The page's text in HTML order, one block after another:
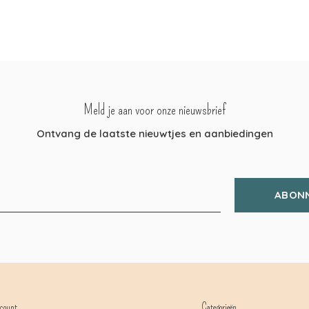
Meld je aan voor onze nieuwsbrief
Ontvang de laatste nieuwtjes en aanbiedingen